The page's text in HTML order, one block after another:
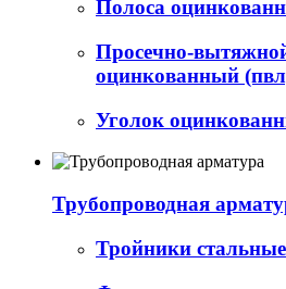
Полоса
Просечно-
оцинкованный
Уголок
Трубопроводная
Тройники стальные